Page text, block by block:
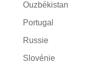
Ouzbékistan
Portugal
Russie
Slovénie